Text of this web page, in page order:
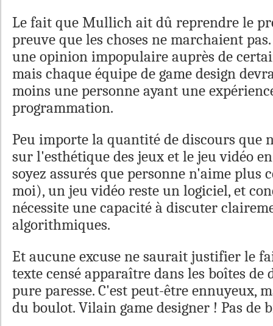
Le fait que Mullich ait dû reprendre le
preuve que les choses ne marchaient
une opinion impopulaire auprès de
mais chaque équipe de game design
moins une personne ayant une
programmation.
Peu importe la quantité de discours que
sur l'esthétique des jeux et le jeu vidéo
soyez assurés que personne n'aime plus
moi), un jeu vidéo reste un logiciel, et
nécessite une capacité à discuter
algorithmiques.
Et aucune excuse ne saurait justifier le
texte censé apparaître dans les boîtes de
pure paresse. C'est peut-être ennuyeux,
du boulot. Vilain game designer ! Pas de